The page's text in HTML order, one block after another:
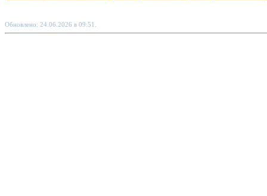
Обновлено: 24.06.2026 в 09:51.